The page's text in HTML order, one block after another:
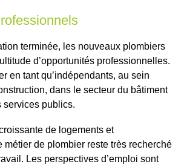
terminée, les nouveaux plombiers
d’opportunités professionnelles.
en tant qu’indépendants, au sein
dans le secteur du bâtiment
services publics.
de logements et
métier de plombier reste très recherché
Les perspectives d’emploi sont